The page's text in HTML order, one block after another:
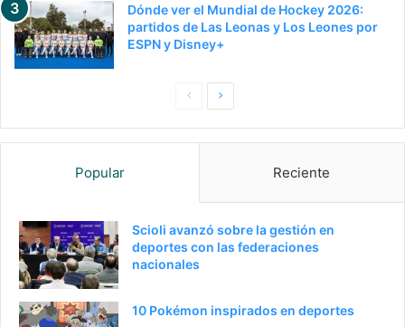
Dónde ver el Mundial de Hockey 2026:
partidos de Las Leonas y Los Leones por
ESPN y Disney+
PaginaSiguiente
Popular Reciente
Scioli avanzó sobre la gestión en
deportes con las federaciones
nacionales
10 Pokémon inspirados en deportes